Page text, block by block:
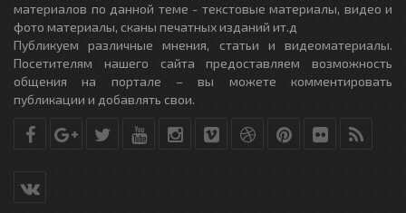
материалов по данной теме - текстовые материалы, видео и
фото материалы, сканы печатных изданий ит.д
Публикуем различные мнения, статьи и видеоматериалы.
Посетителям нашего сайта предоставляем возможность
общения на портале – вы можете комментировать
публикации и добавлять свои.